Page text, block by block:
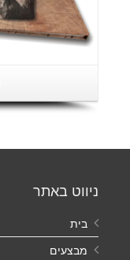
ניווט באתר
בית
מבצעים